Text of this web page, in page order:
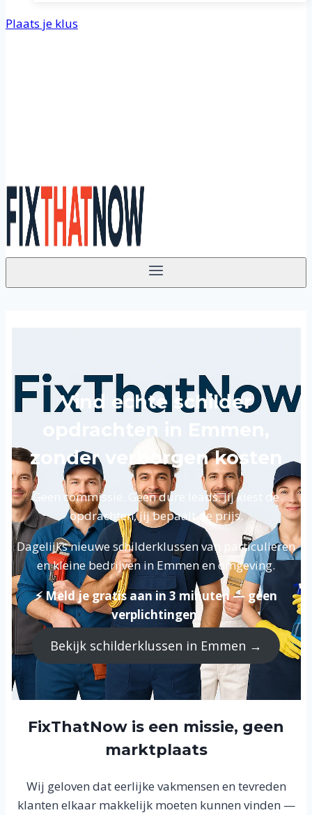
Plaats je klus
Vind echte schilder
opdrachten in Emmen,
zonder verborgen kosten
Geen commissie. Geen dure leads. Jij kiest de
opdrachten, jij bepaalt de prijs.
Dagelijks nieuwe schilderklussen van particulieren
en kleine bedrijven in Emmen en omgeving.
⚡ Meld je gratis aan in 3 minuten — geen
verplichtingen.
Bekijk schilderklussen in Emmen →
FixThatNow is een missie, geen
marktplaats
Wij geloven dat eerlijke vakmensen en tevreden
klanten elkaar makkelijk moeten kunnen vinden —